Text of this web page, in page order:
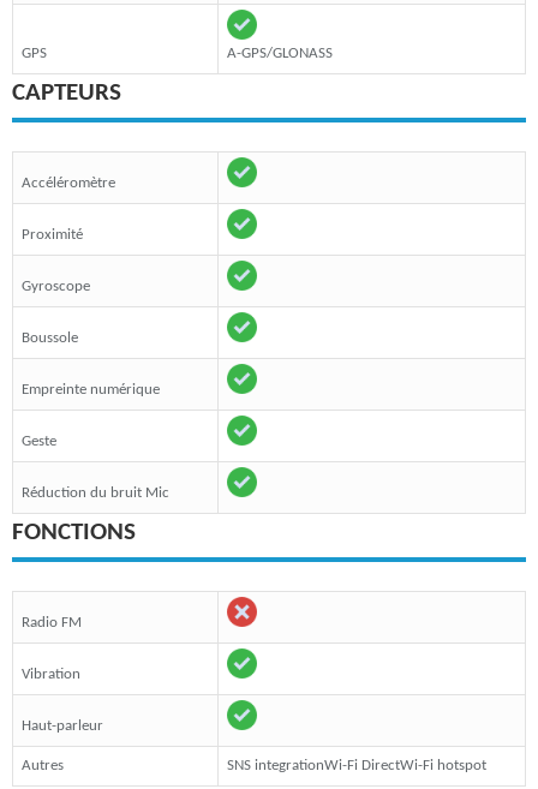
GPS A-GPS/GLONASS
CAPTEURS
Accéléromètre
Proximité
Gyroscope
Boussole
Empreinte numérique
Geste
Réduction du bruit Mic
FONCTIONS
Radio FM
Vibration
Haut-parleur
Autres SNS integrationWi-Fi DirectWi-Fi hotspot